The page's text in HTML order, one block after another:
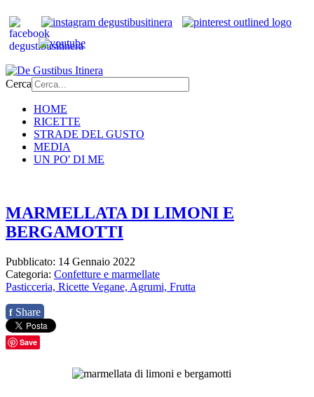
Cerca
HOME
RICETTE
STRADE DEL GUSTO
MEDIA
UN PO' DI ME
MARMELLATA DI LIMONI E
BERGAMOTTI
Pubblicato: 14 Gennaio 2022
Categoria: Confetture e marmellate
Pasticceria, Ricette Vegane, Agrumi, Frutta
f Share
Save